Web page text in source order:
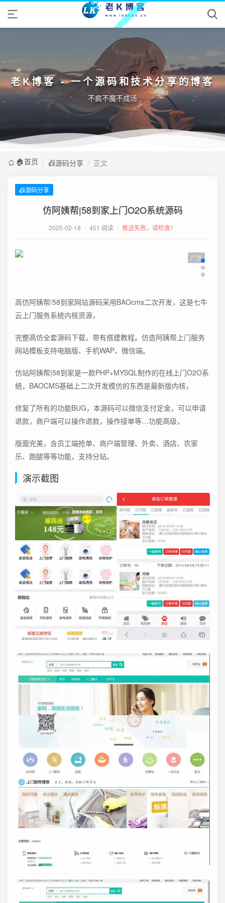
老K博客 - 一个源码和技术分享的博客
不疯不魔不成活
🏠️首页 / 📠源码分享 / 正文
📠源码分享
仿阿姨帮|58到家上门O2O系统源码
2025-02-18 / 451 阅读 / 推送失败，请检查！
广告
高仿阿姨帮/58到家网站源码采用BAOcms二次开发，这是七牛
云上门服务系统内核资源，
完整高仿全套源码下载，带有搭建教程。仿造阿姨帮上门服务
网站模板支持电脑版、手机WAP、微信端。
仿站阿姨帮|58到家是一款PHP+MYSQL制作的在线上门O2O系
统，BAOCMS基础上二次开发模仿的东西是最新版内核，
修复了所有的功能BUG，本源码可以微信支付定金，可以申请
退款，商户端可以操作退款，操作接单等…功能高级，
版面完美，含员工端抢单、商户端管理、外卖、酒店、农家
乐、跑腿等等功能，支持分站。
演示截图